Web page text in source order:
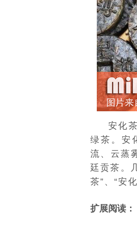
安化
绿茶。安
流、云蒸
廷贡茶。
茶”、“安
扩展阅读：